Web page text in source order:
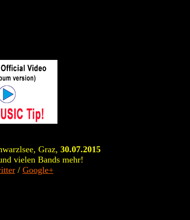
Graz, 30.07.2015
vielen Bands mehr!
/ Google+